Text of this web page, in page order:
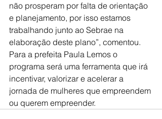
não prosperam por falta de orientação
e planejamento, por isso estamos
trabalhando junto ao Sebrae na
elaboração deste plano”, comentou.
Para a prefeita Paula Lemos o
programa será uma ferramenta que irá
incentivar, valorizar e acelerar a
jornada de mulheres que empreendem
ou querem empreender.